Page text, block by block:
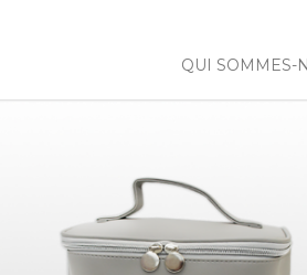
QUI SOMMES-